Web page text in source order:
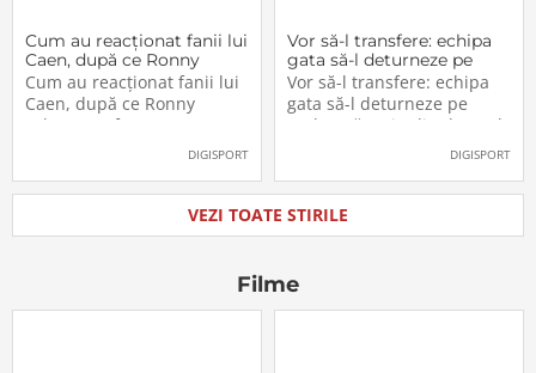
Cum au reacționat fanii lui
Caen, după ce Ronny
Labonne a fost prezentat
oficial la FCSB
Cum au reacționat fanii lui
Caen, după ce Ronny
Labonne a fost prezentat
DIGISPORT
Vor să-l transfere: echipa
gata să-l deturneze pe
Radu Drăgușin din drumul
către Juventus!
Vor să-l transfere: echipa
gata să-l deturneze pe
Radu Drăgușin din drumul
DIGISPORT
VEZI TOATE STIRILE
Filme